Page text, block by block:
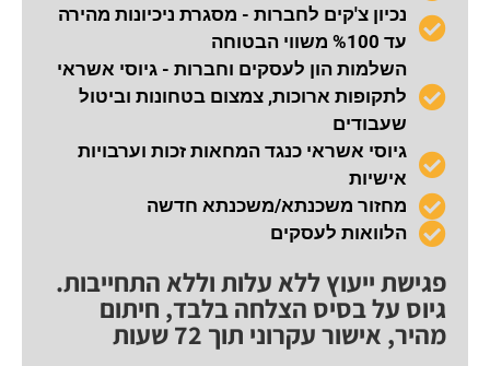
נכיון צ'קים לחברות - מסגרת ניכיונות מהירה
עד %100 משווי הבטוחה
השלמות הון לעסקים וחברות - גיוסי אשראי
לתקופות ארוכות, צמצום בטחונות וביטול
שעבודים
גיוסי אשראי כנגד המחאות זכות וערבויות
אישיות
מחזור משכנתא/משכנתא חדשה
הלוואות לעסקים
פגישת ייעוץ ללא עלות וללא התחייבות.
גיוס על בסיס הצלחה בלבד, חיתום
מהיר, אישור עקרוני תוך 72 שעות